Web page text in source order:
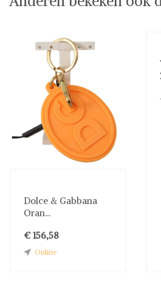
Dolce & Gabbana
Oran...
€ 156,58
Online